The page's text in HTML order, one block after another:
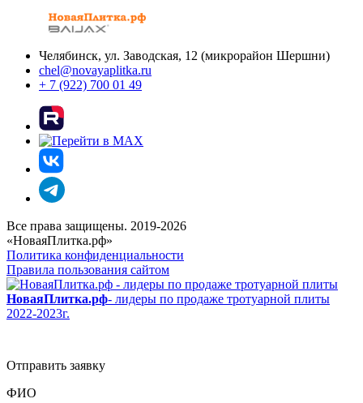
Челябинск, ул. Заводская, 12 (микрорайон Шершни)
chel@novayaplitka.ru
+ 7 (922) 700 01 49
Все права защищены. 2019-2026
«НоваяПлитка.рф»
Политика конфиденциальности
Правила пользования сайтом
НоваяПлитка.рф- лидеры по продаже тротуарной плиты
2022-2023г.
Отправить заявку
ФИО